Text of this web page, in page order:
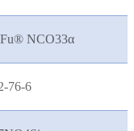
NCO33α
76-6